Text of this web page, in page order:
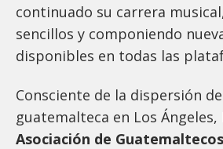
continuado su carrera
sencillos y componiendo
disponibles en todas las
Consciente de la dispersión
guatemalteca en Los
Asociación de